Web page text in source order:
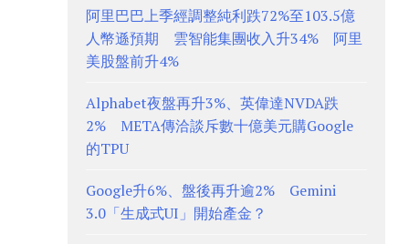
阿里巴巴上季經調整純利跌72%至103.5億
人幣遜預期 雲智能集團收入升34% 阿里
美股盤前升4%
Alphabet夜盤再升3%、英偉達NVDA跌
2% META傳洽談斥數十億美元購Google
的TPU
Google升6%、盤後再升逾2% Gemini
3.0「生成式UI」開始產金？